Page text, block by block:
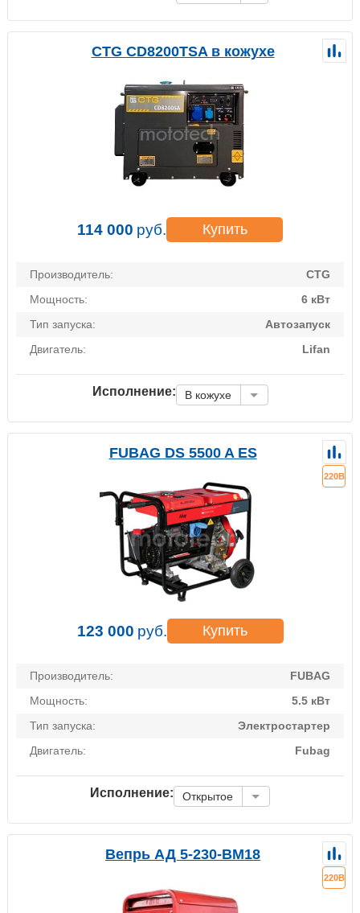
CTG CD8200TSA в кожухе
114 000 руб. Купить
Производитель:
CTG
Мощность:
6 кВт
Тип запуска:
Автозапуск
Двигатель:
Lifan
Исполнение: В кожухе
FUBAG DS 5500 A ES
220В
123 000 руб. Купить
Производитель:
FUBAG
Мощность:
5.5 кВт
Тип запуска:
Электростартер
Двигатель:
Fubag
Исполнение: Открытое
Вепрь АД 5-230-ВМ18
220В